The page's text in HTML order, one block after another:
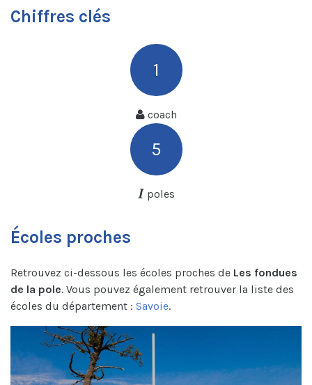
Chiffres clés
1
coach
5
poles
Écoles proches
Retrouvez ci-dessous les écoles proches de Les fondues
de la pole. Vous pouvez également retrouver la liste des
écoles du département : Savoie.